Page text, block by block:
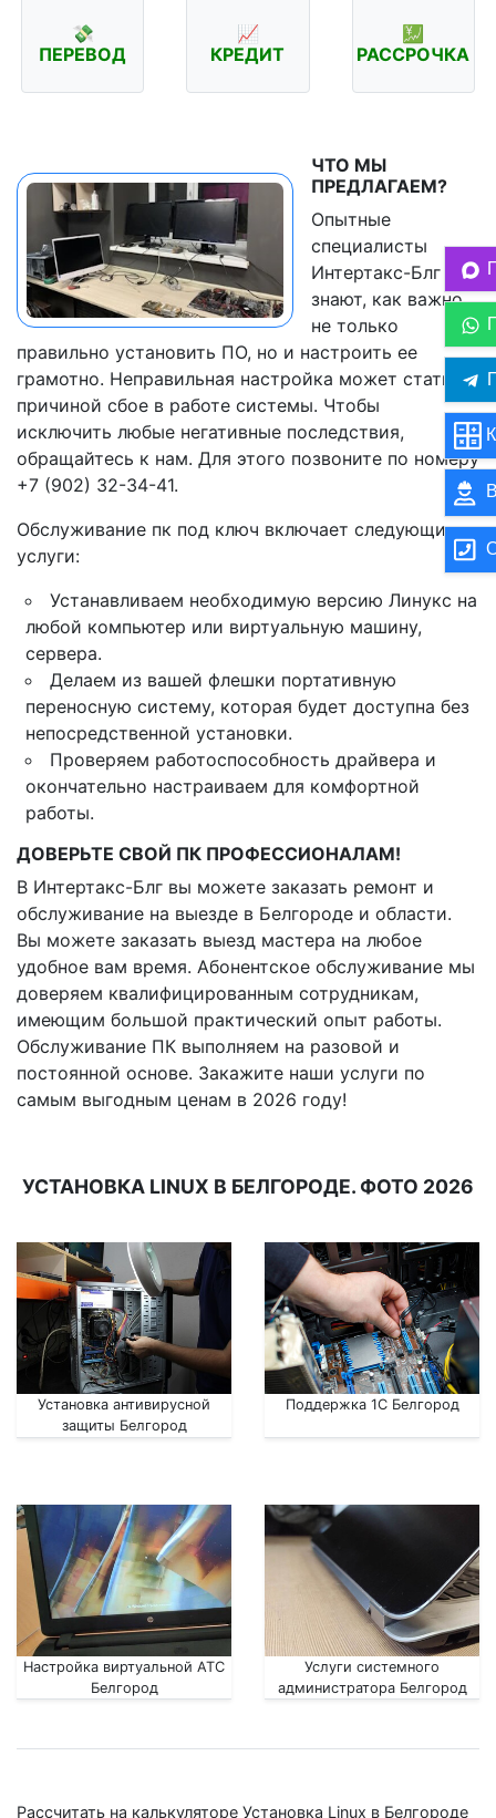
💸
ПЕРЕВОД
📈
КРЕДИТ
💹
РАССРОЧКА
ЧТО МЫ
ПРЕДЛАГАЕМ?
Опытные
специалисты
Интертакс-Блг
знают, как важно
не только
правильно установить ПО, но и настроить ее
грамотно. Неправильная настройка может стать
причиной сбое в работе системы. Чтобы
исключить любые негативные последствия,
обращайтесь к нам. Для этого позвоните по номеру
+7 (902) 32-34-41.
Обслуживание пк под ключ включает следующие
услуги:
Устанавливаем необходимую версию Линукс на
любой компьютер или виртуальную машину,
сервера.
Делаем из вашей флешки портативную
переносную систему, которая будет доступна без
непосредственной установки.
Проверяем работоспособность драйвера и
окончательно настраиваем для комфортной
работы.
ДОВЕРЬТЕ СВОЙ ПК ПРОФЕССИОНАЛАМ!
В Интертакс-Блг вы можете заказать ремонт и
обслуживание на выезде в Белгороде и области.
Вы можете заказать выезд мастера на любое
удобное вам время. Абонентское обслуживание мы
доверяем квалифицированным сотрудникам,
имеющим большой практический опыт работы.
Обслуживание ПК выполняем на разовой и
постоянной основе. Закажите наши услуги по
самым выгодным ценам в 2026 году!
УСТАНОВКА LINUX В БЕЛГОРОДЕ. ФОТО 2026
Установка антивирусной
защиты Белгород
Поддержка 1С Белгород
Настройка виртуальной АТС
Белгород
Услуги системного
администратора Белгород
Рассчитать на калькуляторе Установка Linux в Белгороде